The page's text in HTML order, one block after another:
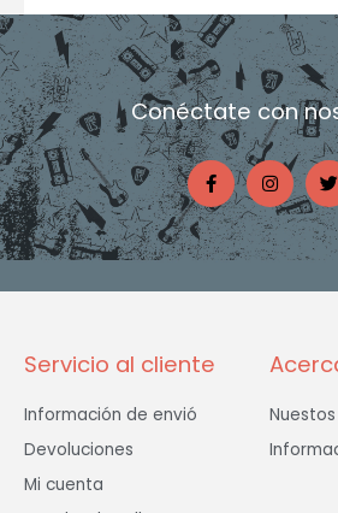
Conéctate con
F
a
c
e
b
o
o
I
n
s
t
a
g
r
T
w
i
t
t
e
Servicio al cliente
Información de envió
Devoluciones
Mi cuenta